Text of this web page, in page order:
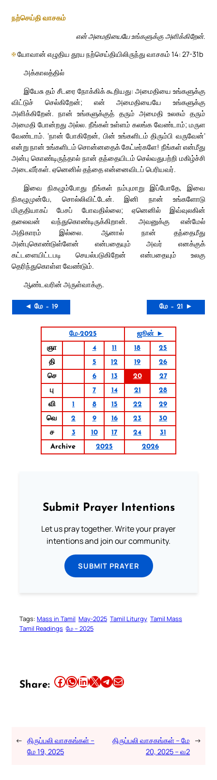
நற்செய்தி வாசகம்
என் அமைதியையே உங்களுக்கு அளிக்கிறேன்.
✠யோவான் எழுதிய தூய நற்செய்தியிலிருந்து வாசகம் 14: 27-31b
அக்காலத்தில்
இயேசு தம் சீடரை நோக்கிக் கூறியது: அமைதியை உங்களுக்கு
விட்டுச் செல்கிறேன்; என் அமைதியையே உங்களுக்கு
அளிக்கிறேன். நான் உங்களுக்குத் தரும் அமைதி உலகம் தரும்
அமைதி போன்றது அல்ல. நீங்கள் உள்ளம் கலங்க வேண்டாம்; மருள
வேண்டாம். ‘நான் போகிறேன், பின் உங்களிடம் திரும்பி வருவேன்’
என்று நான் உங்களிடம் சொன்னதைக் கேட்டீர்களே! நீங்கள் என்மீது
அன்பு கொண்டிருந்தால் நான் தந்தையிடம் செல்வதுபற்றி மகிழ்ச்சி
அடைவீர்கள். ஏனெனில் தந்தை என்னைவிடப் பெரியவர்.
இவை நிகழும்போது நீங்கள் நம்புமாறு இப்போதே, இவை
நிகழுமுன்பே, சொல்லிவிட்டேன். இனி நான் உங்களோடு
மிகுதியாகப் பேசப் போவதில்லை; ஏனெனில் இவ்வுலகின்
தலைவன் வந்துகொண்டிருக்கிறான். அவனுக்கு என்மேல்
அதிகாரம் இல்லை. ஆனால் நான் தந்தைமீது
அன்புகொண்டுள்ளேன் என்பதையும் அவர் எனக்குக்
கட்டளையிட்டபடி செயல்படுகிறேன் என்பதையும் உலகு
தெரிந்துகொள்ள வேண்டும்.
ஆண்டவரின் அருள்வாக்கு.
◄ மே – 19 மே – 21 ►
மே-2025
ஜூன் ►
ஞா
4 11 18
25
தி
5 12 19
26
செ
6 13 20
27
பு
7 14 21
28
வி
1 8 15 22
29
வெ
2 9 16 23
30
ச
3 10 17 24
31
Archive
2025 2026
Submit Prayer Intentions
Let us pray together. Write your prayer
intentions and join our community.
SUBMIT PRAYER
Tags: Mass in Tamil May-2025 Tamil Liturgy Tamil Mass
Tamil Readings மே – 2025
Share: Share this article on Facebook Share this article on WhatsApp Share this article on LinkedIn Share this article on X Share this article on TelegramEmail this Article
← திருப்பலி வாசகங்கள் –
மே 19, 2025
திருப்பலி வாசகங்கள் – மே
20, 2025 – வ2
→